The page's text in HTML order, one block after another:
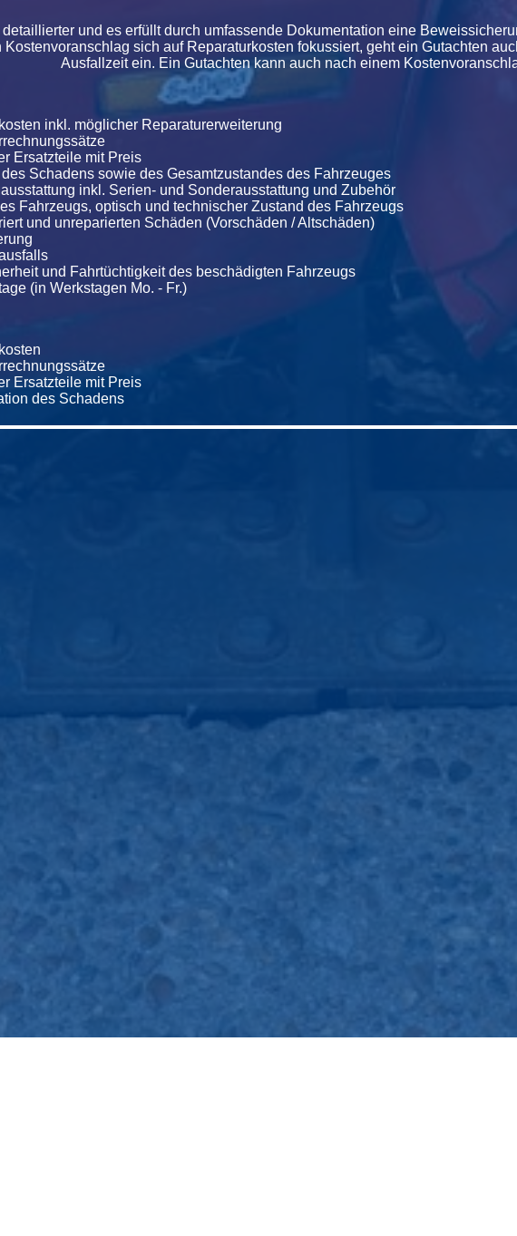
und es erfüllt durch umfassende Dokumentation eine
sich auf Reparaturkosten fokussiert, geht ein Gutachten
Ausfallzeit ein. Ein Gutachten kann auch nach einem
inkl. möglicher Reparaturerweiterung
Ersatzteile mit Preis
Schadens sowie des Gesamtzustandes des Fahrzeuges
inkl. Serien- und Sonderausstattung und Zubehör
Fahrzeugs, optisch und technischer Zustand des Fahrzeugs
und unreparierten Schäden (Vorschäden / Altschäden)
und Fahrtüchtigkeit des beschädigten Fahrzeugs
(in Werkstagen Mo. - Fr.)
Ersatzteile mit Preis
des Schadens